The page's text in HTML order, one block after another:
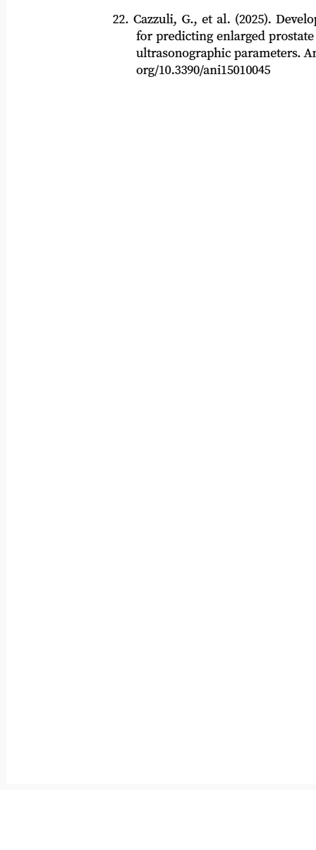
22. Cazzuli, G., et al. (2025).
for predicting enlarged prostate
ultrasonographic parameters.
org/10.3390/ani15010045